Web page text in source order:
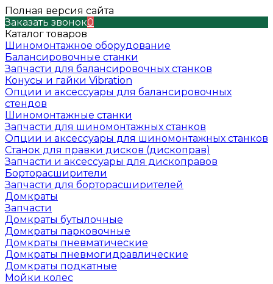
Полная версия сайта
Заказать звонок0
Каталог товаров
Шиномонтажное оборудование
Балансировочные станки
Запчасти для балансировочных станков
Конусы и гайки Vibration
Опции и аксессуары для балансировочных
стендов
Шиномонтажные станки
Запчасти для шиномонтажных станков
Опции и аксессуары для шиномонтажных станков
Станок для правки дисков (дископрав)
Запчасти и аксессуары для дископравов
Борторасширители
Запчасти для борторасширителей
Домкраты
Запчасти
Домкраты бутылочные
Домкраты парковочные
Домкраты пневматические
Домкраты пневмогидравлические
Домкраты подкатные
Мойки колес